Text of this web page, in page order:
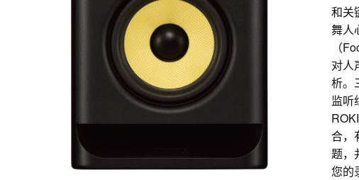
和关
舞人
（
对人
析。
监听
合，
题，
您的